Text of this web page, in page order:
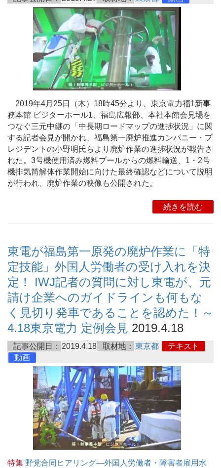
2019年4月25日（木）18時45分より、東京電力福1新事
務本館 ビジターホール1、福島広報部、本社本館会見場を
つなぐ三元中継の「中長期ロードマップの進捗状況」に関
する記者会見が開かれ、福島第一廃炉推進カンパニー・プ
レジデントの小野明氏らより廃炉作業の進捗状況が報告さ
れた。3号機使用済み燃料プールからの燃料輸送、1・2号
機排気筒解体作業開始に向けた最終確認などについて説明
が行われ、廃炉作業の映像も公開された。
続きを読む
東電が福島第一原発の廃炉作業に「特
定技能」外国人労働者の受け入れを決
定！ IWJ記者の質問に対し東電が、元
請け企業へのガイドラインも何もな
く見切り発車であることを認めた！～
4.18東京電力 定例会見 2019.4.18
記事公開日： 2019.4.18 取材地： 東京都
テキスト
動画
特集 野党合同ヒアリング―外国人労働者・障害者雇用水